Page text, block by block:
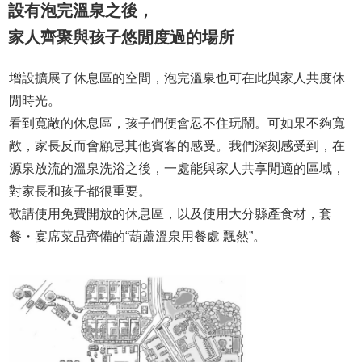
設有泡完溫泉之後，
家人齊聚與孩子悠閒度過的場所
增設擴展了休息區的空間，泡完溫泉也可在此與家人共度休
閒時光。
看到寬敞的休息區，孩子們便會忍不住玩鬧。可如果不夠寬
敞，家長反而會顧忌其他賓客的感受。我們深刻感受到，在
源泉放流的溫泉洗浴之後，一處能與家人共享閒適的區域，
對家長和孩子都很重要。
敬請使用免費開放的休息區，以及使用大分縣產食材，套
餐・宴席菜品齊備的“葫蘆溫泉用餐處 飄然”。